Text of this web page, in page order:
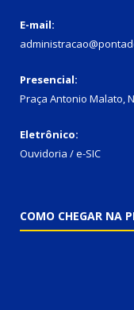
E-mail:
Presencial:
Praça Antonio Malato,
Eletrônico:
Ouvidoria / e-SIC
COMO CHEGAR NA